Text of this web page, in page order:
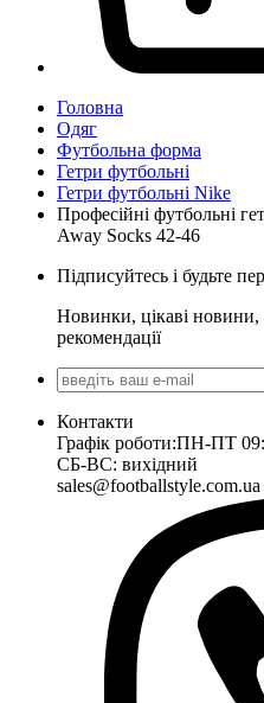
Головна
Одяг
Футбольна форма
Гетри футбольні
Гетри футбольні Nike
Професійні футбольні
Away Socks 42-46
Підписуйтесь і будьте
Новинки, цікаві новини,
рекомендації
Контакти
Графік роботи:ПН-ПТ
СБ-ВС: вихідний
sales@footballstyle.com.ua